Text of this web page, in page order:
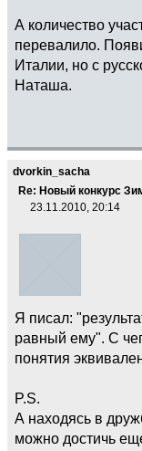
А количество
перевалило.
Италии, но с
Наташа.
dvorkin_sacha
Re: Новый конкурс
23.11.2010, 20:14
Я писал:
равный ему". С
понятия
P.S.
А находясь в
можно достичь